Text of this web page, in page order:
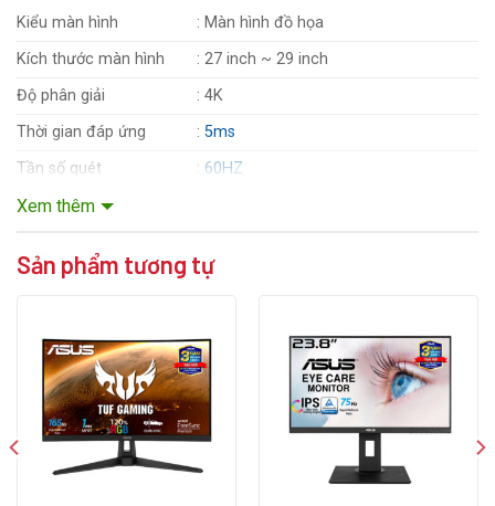
Kiểu màn hình
: Màn hình đồ họa
Kích thước màn hình
: 27 inch ~ 29 inch
Độ phân giải
: 4K
Thời gian đáp ứng
:5ms
Tần số quét
: 60HZ
Độ sáng
Tỷ lệ tương phản
: 1000:1
Cổng giao tiếp
: USB-C x 1
DisplayPort 1.2 x 1
HDMI(v2.0) x 2
USB Hub : 4x USB 3.2 Gen 1 Type-A
Đầu cắm Tai nghe :Có
: Báo cáo hiệu chỉnh màu sắc
Xem thêm
Sản phẩm tương tự